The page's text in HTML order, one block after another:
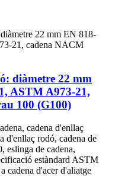
diàmetre 22 mm
ASTM A973-21,
100 (G100)
cadena d'enllaç
d'enllaç rodó, cadena de
eslinga de cadena,
estàndard ASTM
cadena d'acer d'aliatge